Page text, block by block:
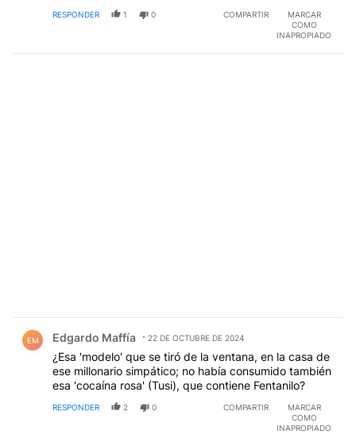
RESPONDER 1 0 COMPARTIR
MARCAR
COMO
INAPROPIADO
EM Edgardo Maffía 22 DE OCTUBRE DE 2024
¿Esa 'modelo' que se tiró de la ventana, en la casa de
ese millonario simpático; no había consumido también
esa 'cocaína rosa' (Tusi), que contiene Fentanilo?
RESPONDER 2 0 COMPARTIR
MARCAR
COMO
INAPROPIADO